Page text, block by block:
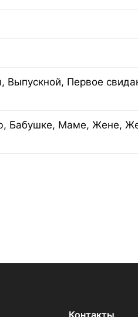
Выпускной, Первое
Бабушке, Маме, Жене,
Контакты